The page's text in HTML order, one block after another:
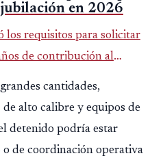
en 2026
los requisitos para solicitar
de contribución al
o 20 años de servicio sin
cantidades,
alto calibre y equipos de
detenido podría estar
de coordinación operativa